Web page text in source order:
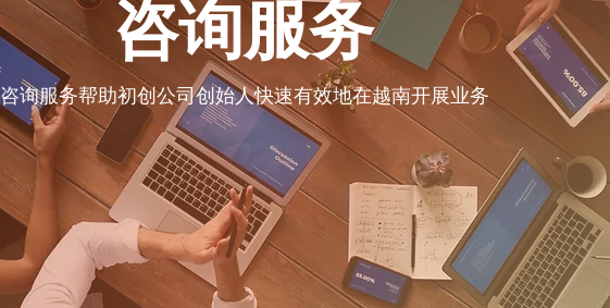
咨询服务
咨询服务帮助初创公司创始人快速有效地在越南开展业务